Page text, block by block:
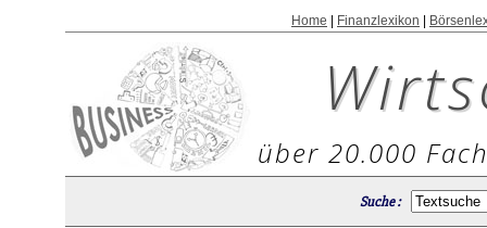
Home Finanzlexikon
über 20.000
Suche :